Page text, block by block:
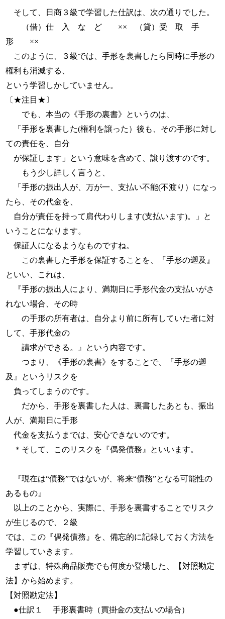
そして、日商３級で学習した仕訳は、次の通りでした。
（借）仕 入 な ど ×× （貸）受 取 手
形 ××
このように、３級では、手形を裏書したら同時に手形の
権利も消滅する、
という学習しかしていません。
〔★注目★〕
でも、本当の《手形の裏書》というのは、
「手形を裏書した(権利を譲った）後も、その手形に対し
ての責任を、自分
が保証します」という意味を含めて、譲り渡すのです。
もう少し詳しく言うと、
「手形の振出人が、万が一、支払い不能(不渡り）になっ
たら、その代金を、
自分が責任を持って肩代わりします(支払います)。」と
いうことになります。
保証人になるようなものですね。
この裏書した手形を保証することを、『手形の遡及』
といい、これは、
『手形の振出人により、満期日に手形代金の支払いがさ
れない場合、その時
の手形の所有者は、自分より前に所有していた者に対
して、手形代金の
請求ができる。』という内容です。
つまり、《手形の裏書》をすることで、『手形の遡
及』というリスクを
負ってしまうのです。
だから、手形を裏書した人は、裏書したあとも、振出
人が、満期日に手形
代金を支払うまでは、安心できないのです。
＊そして、このリスクを『偶発債務』といいます。
『現在は“債務”ではないが、将来“債務”となる可能性の
あるもの』
以上のことから、実際に、手形を裏書することでリスク
が生じるので、２級
では、この『偶発債務』を、備忘的に記録しておく方法を
学習していきます。
まずは、特殊商品販売でも何度か登場した、【対照勘定
法】から始めます。
【対照勘定法】
●仕訳１ 手形裏書時（買掛金の支払いの場合）